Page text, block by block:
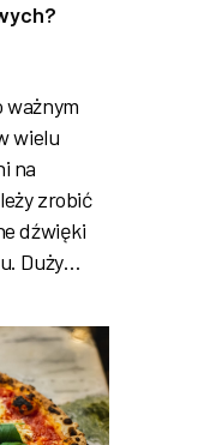
ważnym
wielu
na
zrobić
dźwięki
Duży…